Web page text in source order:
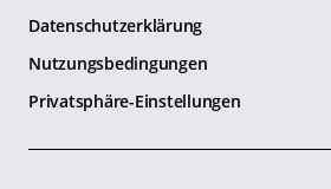
Datenschutzerklärung
Nutzungsbedingungen
Privatsphäre-Einstellungen